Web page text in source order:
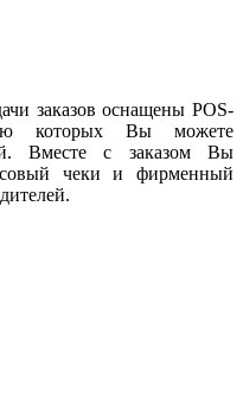
заказов оснащены POS-
которых Вы можете
Вместе с заказом Вы
чеки и фирменный